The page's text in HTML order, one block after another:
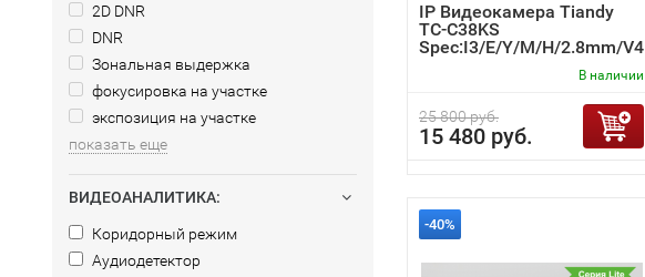
2D DNR
DNR
Зональная выдержка
фокусировка на участке
экспозиция на участке
показать еще
ВИДЕОАНАЛИТИКА:
Коридорный режим
Аудиодетектор
IP Видеокамера Tiandy
TC-C38KS
Spec:I3/E/Y/M/H/2.8mm/V4
В наличии
25 800 руб.
15 480 руб.
-40%